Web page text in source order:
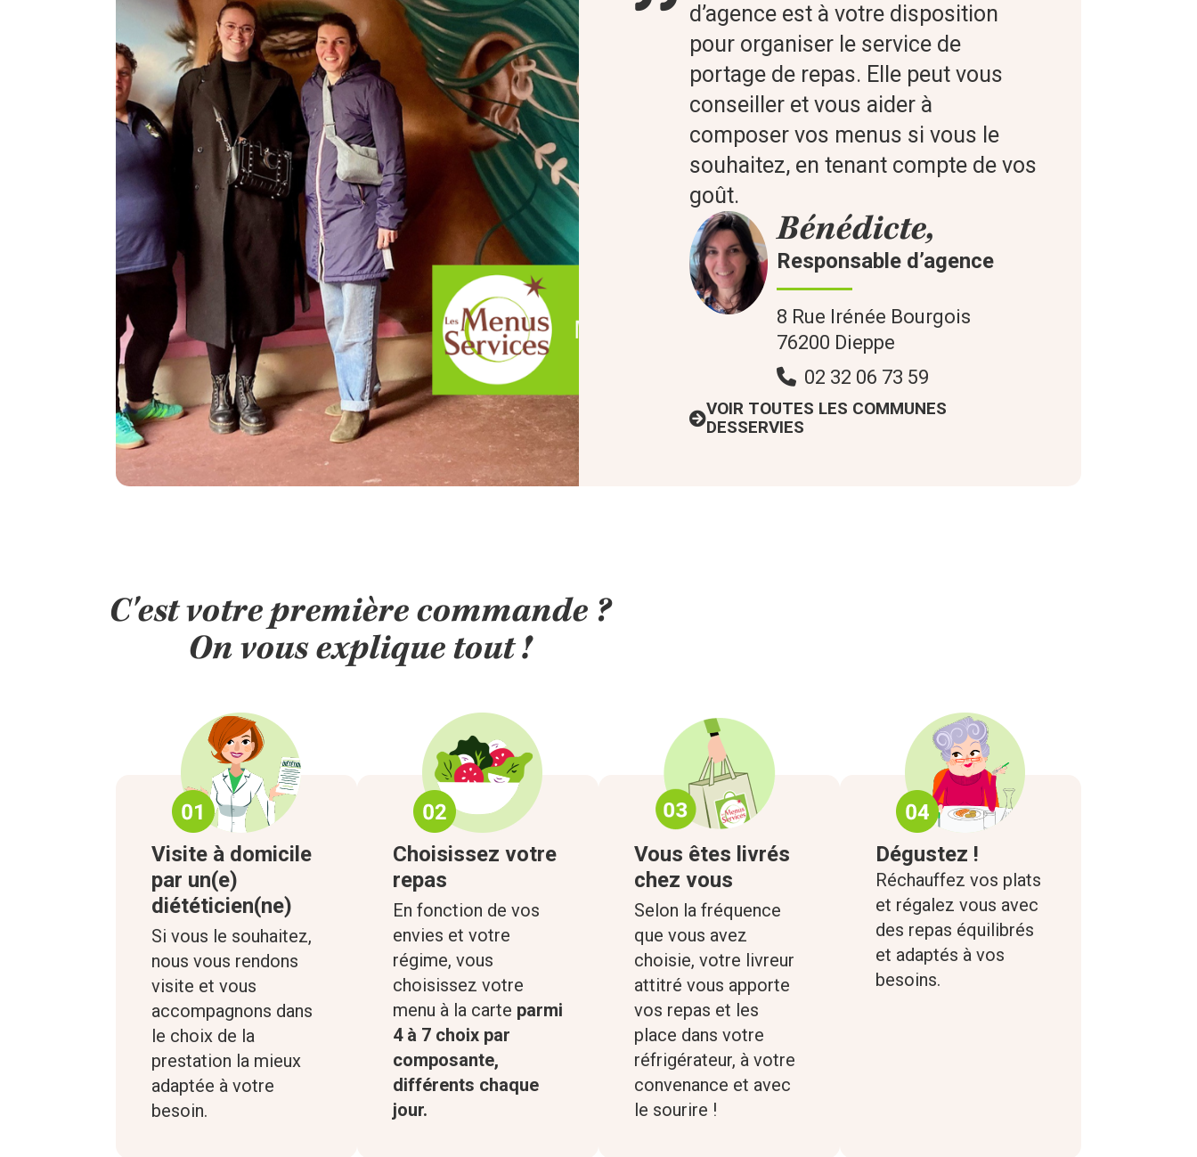
d’agence est à votre disposition
pour organiser le service de
portage de repas. Elle peut vous
conseiller et vous aider à
composer vos menus si vous le
souhaitez, en tenant compte de vos
goût.
Bénédicte,
Responsable d’agence
8 Rue Irénée Bourgois
76200 Dieppe
02 32 06 73 59
VOIR TOUTES LES COMMUNES
DESSERVIES
C'est votre première commande ?
On vous explique tout !
Visite à domicile
par un(e)
diététicien(ne)
Si vous le souhaitez,
nous vous rendons
visite et vous
accompagnons dans
le choix de la
prestation la mieux
adaptée à votre
besoin.
Choisissez votre
repas
En fonction de vos
envies et votre
régime, vous
choisissez votre
menu à la carte parmi
4 à 7 choix par
composante,
différents chaque
jour.
Vous êtes livrés
chez vous
Selon la fréquence
que vous avez
choisie, votre livreur
attitré vous apporte
vos repas et les
place dans votre
réfrigérateur, à votre
convenance et avec
le sourire !
Dégustez !
Réchauffez vos plats
et régalez vous avec
des repas équilibrés
et adaptés à vos
besoins.